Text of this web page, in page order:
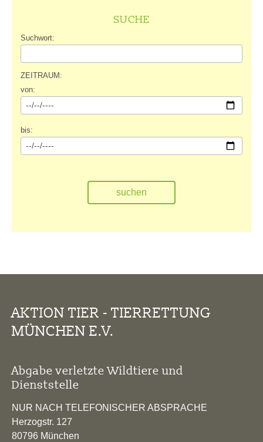
SUCHE
Suchwort:
ZEITRAUM:
von:
bis:
AKTION TIER - TIERRETTUNG
MÜNCHEN E.V.
Abgabe verletzte Wildtiere und
Dienststelle
NUR NACH TELEFONISCHER ABSPRACHE
Herzogstr. 127
80796 München